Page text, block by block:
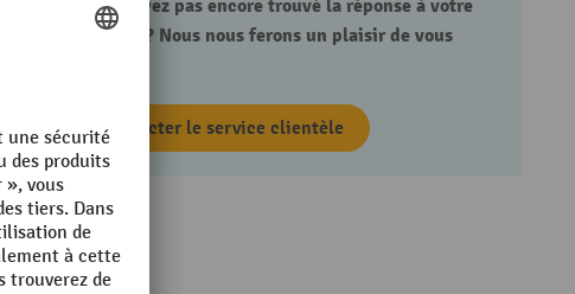
Vous n'avez pas encore trouvé la réponse à votre
question? Nous nous ferons un plaisir de vous
Contacter le service clientèle